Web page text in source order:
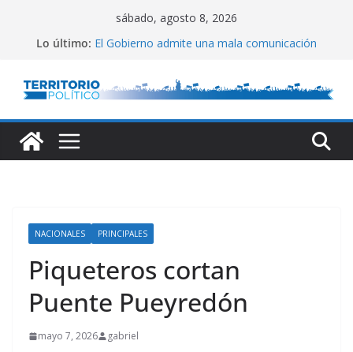
sábado, agosto 8, 2026
Lo último: El Gobierno admite una mala comunicación
Alta inflación en CABA
NACIONALES PRINCIPALES
Piqueteros cortan
Puente Pueyredón
mayo 7, 2026 gabriel